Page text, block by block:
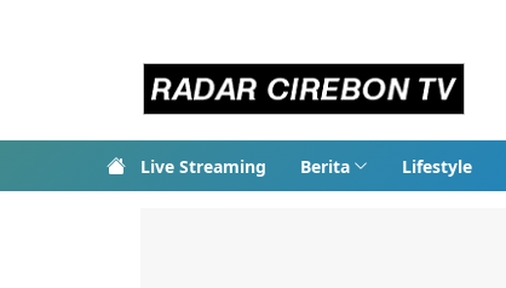
Live Streaming Berita Lifestyle